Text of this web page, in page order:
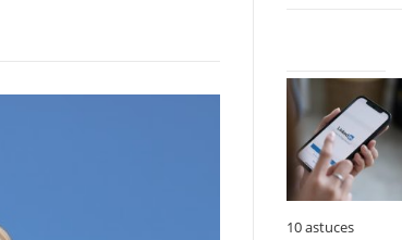
10 astuces